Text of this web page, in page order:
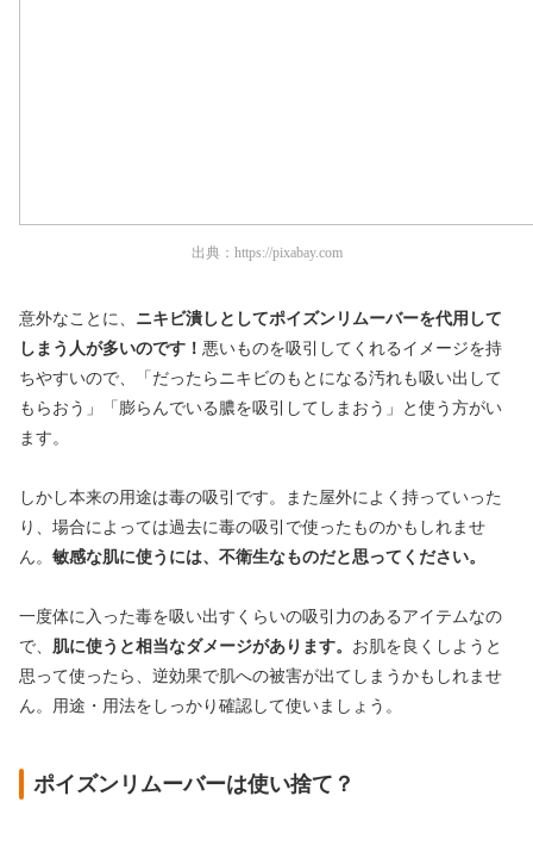
出典： https://pixabay.com
意外なことに、 ニキビ潰しとしてポイズンリムーバーを代用して
しまう人が多いのです！ 悪いものを吸引してくれるイメージを持
ちやすいので、「だったらニキビのもとになる汚れも吸い出して
もらおう」「膨らんでいる膿を吸引してしまおう」と使う方がい
ます。
しかし本来の用途は毒の吸引です。また屋外によく持っていった
り、場合によっては過去に毒の吸引で使ったものかもしれませ
ん。 敏感な肌に使うには、不衛生なものだと思ってください。
一度体に入った毒を吸い出すくらいの吸引力のあるアイテムなの
で、 肌に使うと相当なダメージがあります。 お肌を良くしようと
思って使ったら、逆効果で肌への被害が出てしまうかもしれませ
ん。用途・用法をしっかり確認して使いましょう。
ポイズンリムーバーは使い捨て？